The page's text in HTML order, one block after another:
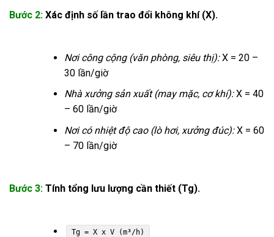
Bước 2: Xác định số lần trao đổi không khí (X).
Nơi công cộng (văn phòng, siêu thị):X = 20 –
30 lần/giờ
Nhà xưởng sản xuất (may mặc, cơ khí):X = 40
– 60 lần/giờ
Nơi có nhiệt độ cao (lò hơi, xưởng đúc):X = 60
– 70 lần/giờ
Bước 3: Tính tổng lưu lượng cần thiết (Tg).
Tg = X x V (m³/h)